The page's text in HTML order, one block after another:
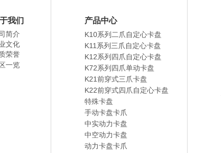
我们
简介
文化
荣誉
一览
产品中心
K10系列二爪自定心卡盘
K11系列三爪自定心卡盘
K12系列四爪自定心卡盘
K72系列四爪单动卡盘
K21前穿式三爪卡盘
K22前穿式四爪自定心卡盘
特殊卡盘
手动卡盘卡爪
中实动力卡盘
中空动力卡盘
动力卡盘卡爪